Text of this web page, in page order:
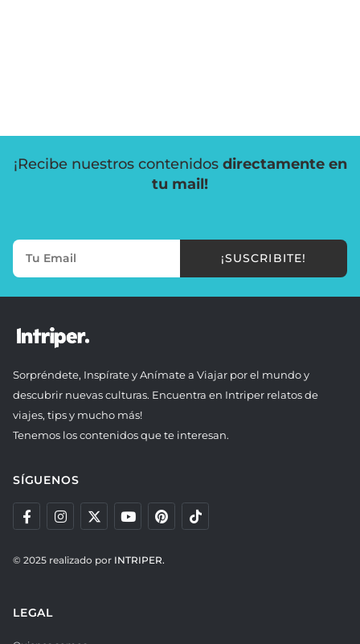
¡Recibe nuestros contenidos directamente en
tu mail!
¡SUSCRIBITE!
Sorpréndete, Inspírate y Anímate a Viajar por el mundo y
descubrir nuevas culturas. Encuentra en Intriper relatos de
viajes, tips y mucho más!
Tenemos los contenidos que te interesan.
SÍGUENOS
© 2025 realizado por INTRIPER.
LEGAL